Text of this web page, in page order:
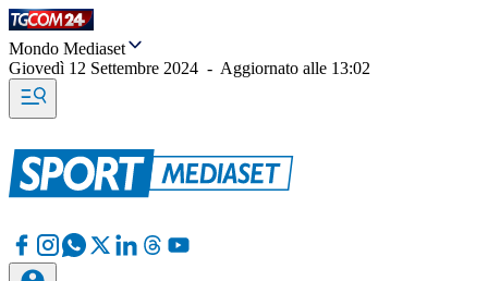
Mondo Mediaset
Giovedì 12 Settembre 2024 - Aggiornato alle 13:02